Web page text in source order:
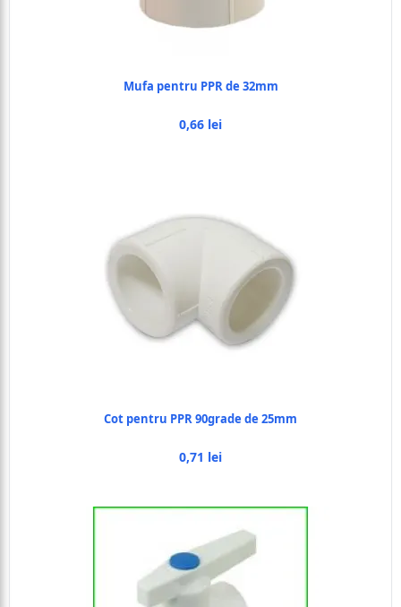
Mufa pentru PPR de 32mm
0,66 lei
Cot pentru PPR 90grade de 25mm
0,71 lei